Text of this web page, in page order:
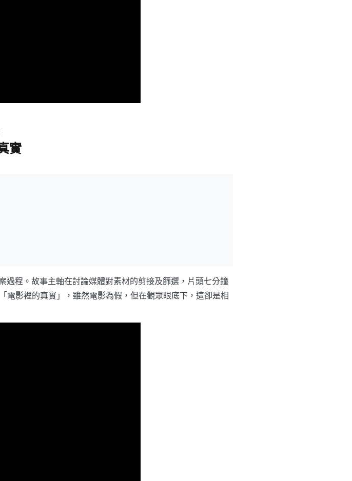
實
過程。故事主軸在討論媒體對素材的剪接及篩選，片頭七分鐘
影裡的真實」，雖然電影為假，但在觀眾眼底下，這卻是相